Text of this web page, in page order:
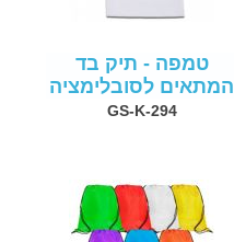
טמפה - תיק בד
המתאים לסובלימציה
GS-K-294